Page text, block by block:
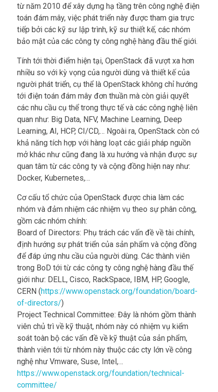
từ năm 2010 để xây dựng hạ tầng trên công nghệ điện
toán đám mây, việc phát triển này được tham gia trực
tiếp bởi các kỹ sư lập trình, kỹ sư thiết kế, các nhóm
bảo mật của các công ty công nghệ hàng đầu thế giới.
Tính tới thời điểm hiện tại, OpenStack đã vượt xa hơn
nhiều so với kỳ vọng của người dùng và thiết kế của
người phát triển, cụ thể là OpenStack không chỉ hướng
tới điện toán đám mây đơn thuần mà còn giải quyết
các nhu cầu cụ thể trong thực tế và các công nghệ liên
quan như: Big Data, NFV, Machine Learning, Deep
Learning, AI, HCP, CI/CD,… Ngoài ra, OpenStack còn có
khả năng tích hợp với hàng loạt các giải pháp nguồn
mở khác như cũng đang là xu hướng và nhận được sự
quan tâm từ các công ty và cộng đồng hiện nay như:
Docker, Kubernetes,…
Cơ cấu tổ chức của OpenStack được chia làm các
nhóm và đảm nhiệm các nhiệm vụ theo sự phân công,
gồm các nhóm chính:
Board of Directors: Phụ trách các vấn đề về tài chính,
định hướng sự phát triển của sản phẩm và cộng đồng
để đáp ứng nhu cầu của người dùng. Các thành viên
trong BoD tới từ các công ty công nghệ hàng đầu thế
giới như: DELL, Cisco, RackSpace, IBM, HP, Google,
CERN (https://www.openstack.org/foundation/board-
of-directors/)
Project Technical Committee: Đây là nhóm gồm thành
viên chủ trì về kỹ thuật, nhóm này có nhiệm vụ kiểm
soát toàn bộ các vấn đề về kỹ thuật của sản phẩm,
thành viên tới từ nhóm này thuộc các cty lớn về công
nghệ như Vmware, Suse, Intel,…
https://www.openstack.org/foundation/technical-
committee/